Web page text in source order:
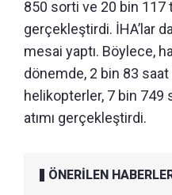
850 sorti ve 20 bin 117
gerçekleştirdi. İHA’lar
mesai yaptı. Böylece,
dönemde, 2 bin 83 saat
helikopterler, 7 bin 749
atımı gerçekleştirdi.
ÖNERİLEN